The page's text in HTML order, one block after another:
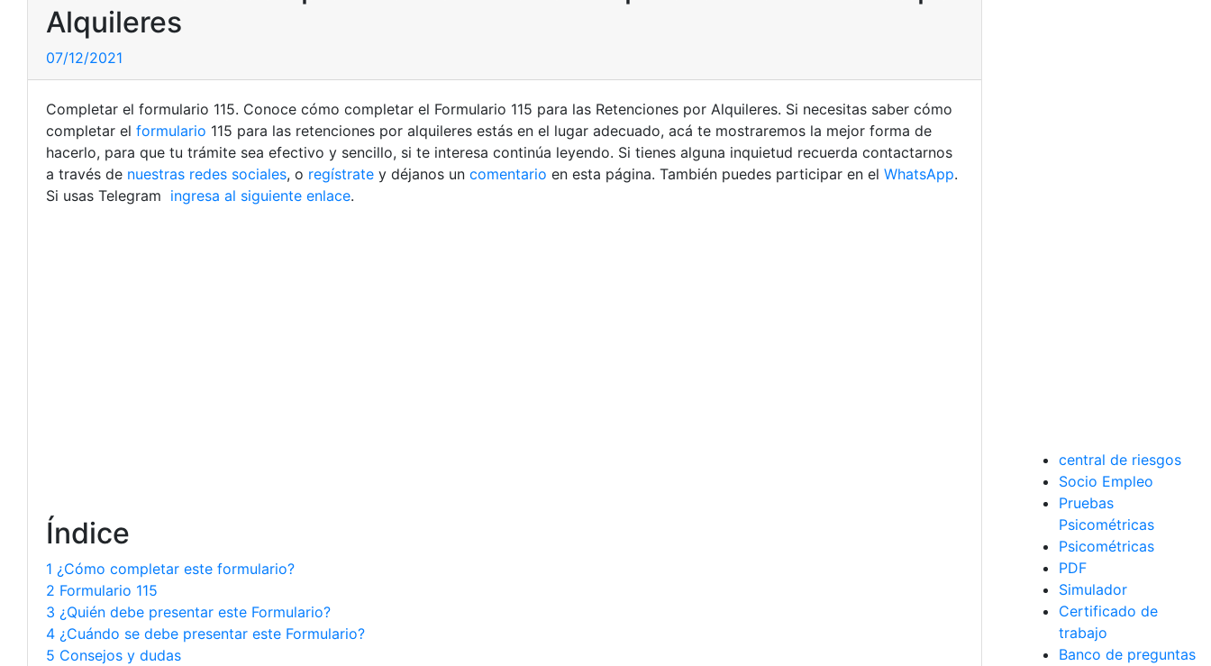
Alquileres
07/12/2021
Completar el formulario 115. Conoce cómo completar el Formulario 115 para las Retenciones por Alquileres. Si necesitas saber cómo
completar el formulario 115 para las retenciones por alquileres estás en el lugar adecuado, acá te mostraremos la mejor forma de
hacerlo, para que tu trámite sea efectivo y sencillo, si te interesa continúa leyendo. Si tienes alguna inquietud recuerda contactarnos
a través de nuestras redes sociales, o regístrate y déjanos un comentario en esta página. También puedes participar en el WhatsApp.
Si usas Telegram ingresa al siguiente enlace.
Índice
1 ¿Cómo completar este formulario?
2 Formulario 115
3 ¿Quién debe presentar este Formulario?
4 ¿Cuándo se debe presentar este Formulario?
5 Consejos y dudas
central de riesgos
Socio Empleo
Pruebas
Psicométricas
Psicométricas
PDF
Simulador
Certificado de
trabajo
Banco de preguntas